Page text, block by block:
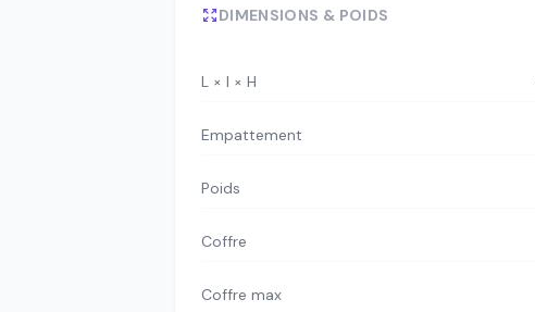
DIMENSIONS & POIDS
L × l × H
Empattement
Poids
Coffre
Coffre max